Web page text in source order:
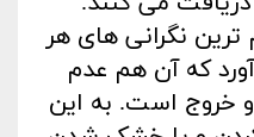
نگرانی‌ های هر
که آن هم عدم
خروج است. به ‌این‌